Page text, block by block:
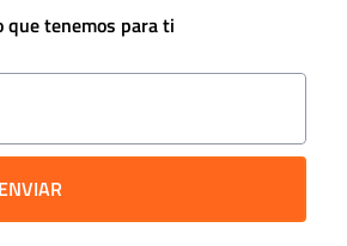
que tenemos para ti
ENVIAR